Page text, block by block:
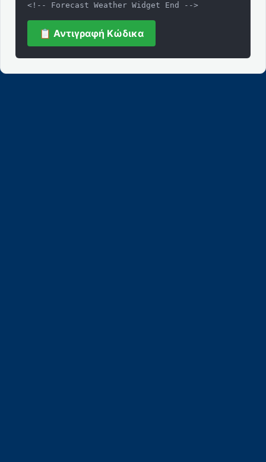
<!-- Forecast Weather Widget End -->
📋 Αντιγραφή Κώδικα